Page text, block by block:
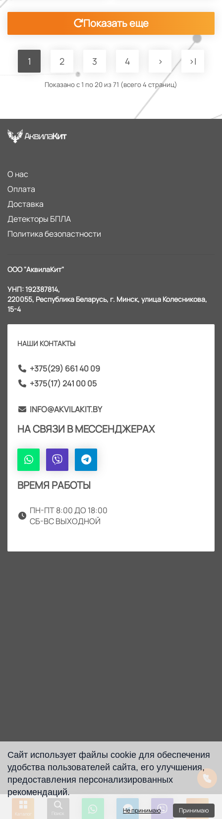
Показать еще
1 2 3 4 > >|
Показано с 1 по 20 из 71 (всего 4 страниц)
Сайт использует файлы cookie для обеспечения
удобства пользователей сайта, его улучшения,
предоставления персонализированных
рекомендаций.
Не принимаю Принимаю
О нас
Оплата
Доставка
Детекторы БПЛА
Политика безопастности
ООО "АквилаКит"
УНП: 192387814,
220055, Республика Беларусь, г. Минск, улица Колесникова,
15-4
НАШИ КОНТАКТЫ
+375(29) 661 40 09
+375(17) 241 00 05
INFO@AKVILAKIT.BY
НА СВЯЗИ В МЕССЕНДЖЕРАХ
ВРЕМЯ РАБОТЫ
ПН-ПТ 8:00 ДО 18:00
СБ-ВС ВЫХОДНОЙ
Каталог Поиск